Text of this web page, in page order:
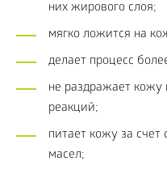
них жирового слоя;
мягко ложится на
делает процесс
не раздражает кожу
реакций;
питает кожу за
масел;